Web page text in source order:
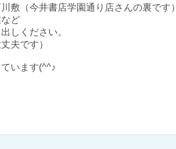
（今井書店学園通り店さんの裏です）
ど
しください。
です）
います(^^♪